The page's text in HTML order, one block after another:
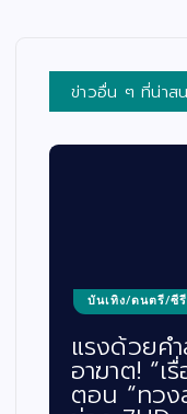
ข่าวอื่น ๆ ที่น่าส
บันเทิง/ดนตรี/ซี
แรงด้วยค
อาฆาต! “เ
ตอน “ทวง